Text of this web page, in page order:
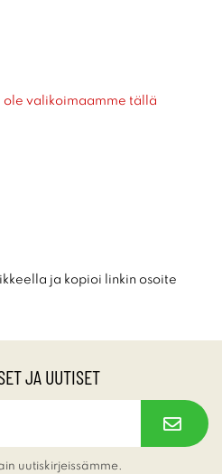
ole valikoimaamme tällä
ja kopioi linkin osoite
JA UUTISET
uutiskirjeissämme.